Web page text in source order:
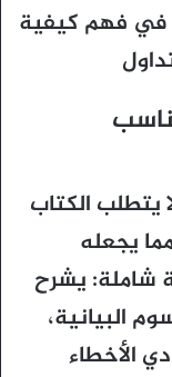
في فهم كيفية
الكتاب
يجعله
شاملة: يشرح
البيانية،
الأخطاء